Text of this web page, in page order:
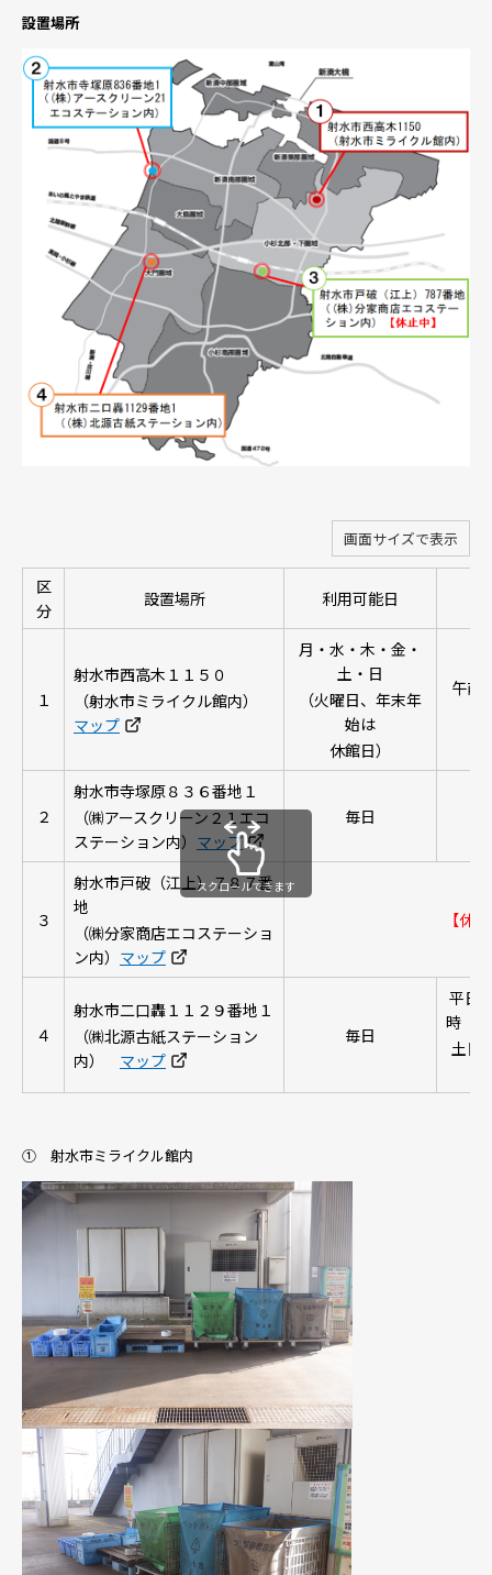
設置場所
画面サイズで表示
区
分
設置場所 利用可能日
１
射水市西高木１１５０
（射水市ミライクル館内）
マップ
月・水・木・金・
土・日
（火曜日、年末年
始は
休館日）
午前
２
射水市寺塚原８３６番地１
（㈱アースクリーン２１エコ
ステーション内） マップ
毎日
３
射水市戸破（江上）７８７番
地
（㈱分家商店エコステーショ
ン内） マップ
【休
４
射水市二口轟１１２９番地１
（㈱北源古紙ステーション
内） マップ
毎日
平日
時
土日
スクロールできます
① 射水市ミライクル館内